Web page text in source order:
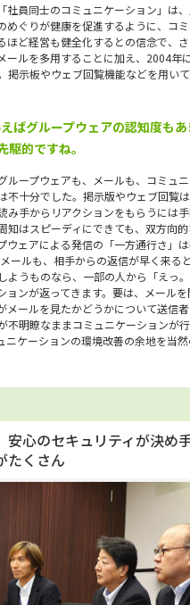
社員同士のコミュニケーション」は
めぐりが健康を促進するように、コ
ほど経営も健全化するとの信念で、
ールを多用することに加え、2004年
掲示板やウェブ回覧機能などを用い
ばグループウェアの認知度も
駆的ですね。
ループウェアも、メールも、コミュ
不十分でした。掲示版やウェブ回覧
み手からリアクションをもらうには
知はスピーディにできても、双方向
ウェアによる発信の「一方通行さ」
ールも、相手からの返信が早く来る
ようものなら、一部の人から「えっ。
ョンが返ってきます。要は、メール
メールを見たかどうかについて送信
不明瞭なままコミュニケーションが行
ニケーションの環境改善の余地を当
安心のセキュリティが決め
たくさん